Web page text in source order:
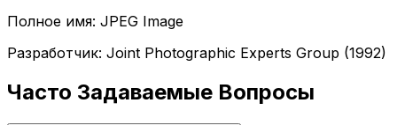
Полное имя: JPEG Image
Разработчик: Joint Photographic Experts Group (1992)
Часто Задаваемые Вопросы